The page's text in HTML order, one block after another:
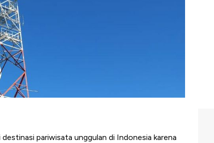
destinasi pariwisata unggulan di Indonesia karena